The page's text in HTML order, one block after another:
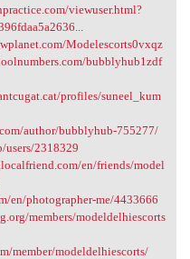
viewuser.html?
Modelescorts0vxqz
bubblyhub1zdf
profiles/suneel_kum
author/bubblyhub-755277/
users/2318329
en/friends/model
en/photographer-me/4433666
members/modeldelhiescorts
member/modeldelhiescorts/